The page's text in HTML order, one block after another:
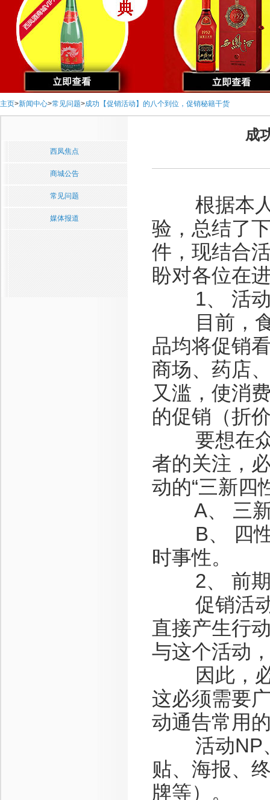
主页>新闻中心>常见问题>成功【促销活动】的八个到位，促销秘籍干货
西凤焦点
商城公告
常见问题
媒体报道
成
根据本人
验，总结了
件，现结合
盼对各位在
1、 活动
目前，食
品均将促销
商场、药店
又滥，使消
的促销（折
要想在众
者的关注，
动的“三新四
A、 三新
B、 四性
时事性。
2、 前期
促销活动
直接产生行
与这个活动
因此，必
这必须需要
动通告常用
活动NP、
贴、海报、
牌等）。